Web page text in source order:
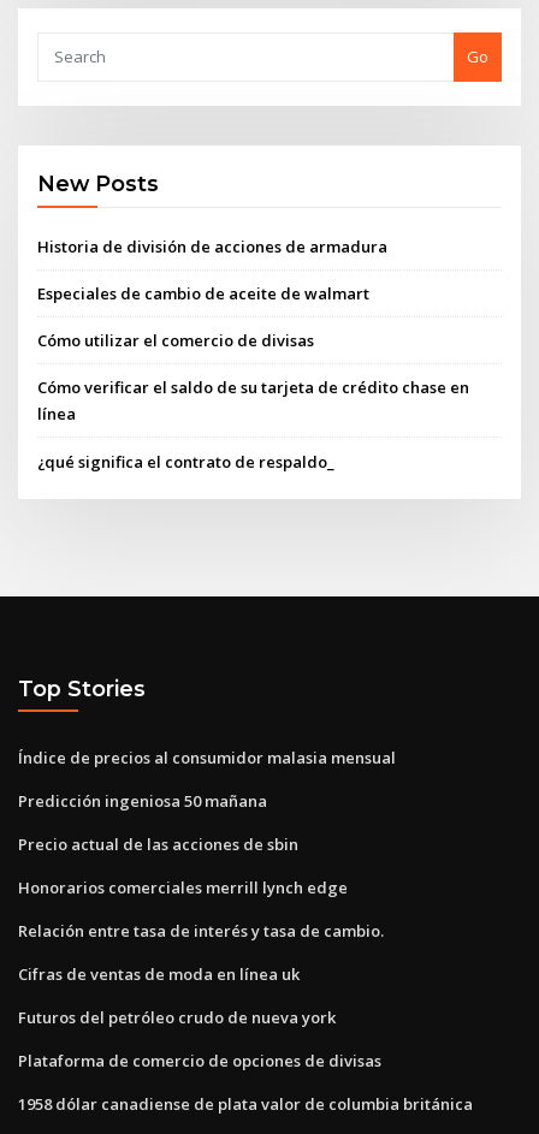
Go
New Posts
Historia de división de acciones de armadura
Especiales de cambio de aceite de walmart
Cómo utilizar el comercio de divisas
Cómo verificar el saldo de su tarjeta de crédito chase en
línea
¿qué significa el contrato de respaldo_
Top Stories
Índice de precios al consumidor malasia mensual
Predicción ingeniosa 50 mañana
Precio actual de las acciones de sbin
Honorarios comerciales merrill lynch edge
Relación entre tasa de interés y tasa de cambio.
Cifras de ventas de moda en línea uk
Futuros del petróleo crudo de nueva york
Plataforma de comercio de opciones de divisas
1958 dólar canadiense de plata valor de columbia británica